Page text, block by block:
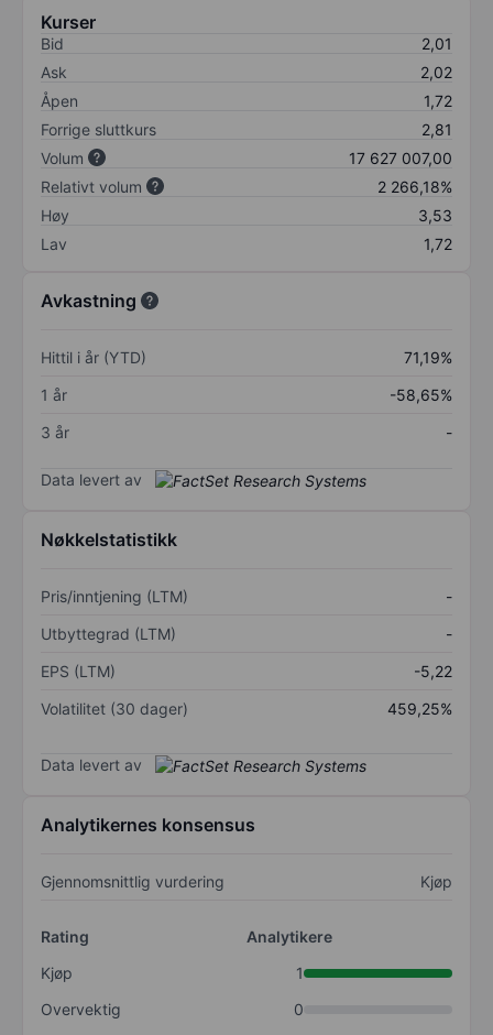
Kurser
Bid
2,01
Ask
2,02
Åpen
1,72
Forrige sluttkurs
2,81
Volum
17 627 007,00
Relativt volum
2 266,18%
Høy
3,53
Lav
1,72
Avkastning
Hittil i år (YTD)
71,19%
1 år
-58,65%
3 år
-
Data levert av
Nøkkelstatistikk
Pris/inntjening (LTM)
-
Utbyttegrad (LTM)
-
EPS (LTM)
-5,22
Volatilitet (30 dager)
459,25%
Data levert av
Analytikernes konsensus
Gjennomsnittlig vurdering Kjøp
Rating
Analytikere
Kjøp
1
Overvektig
0